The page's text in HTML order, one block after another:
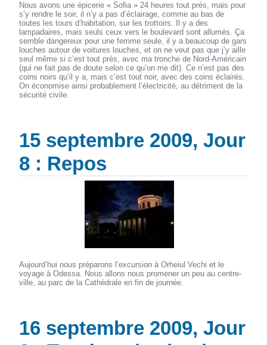
Nous avons une épicerie « Sofia » 24 heures tout près, mais pour
s’y rendre le soir, il n’y a pas d’éclairage, comme au bas de
toutes les tours d’habitation, sur les trottoirs. Il y a des
lampadaires, mais seuls ceux vers le boulevard sont allumés. Ça
semble dangereux pour une femme seule, il y a beaucoup de gars
louches autour de voitures louches, et on ne veut pas que j’y aille
seul même si c’est tout près, avec ma tronche de Nord-Américain
(qui ne fait pas de doute selon ce qu’on me dit). Ce n’est pas des
coins noirs qu’il y a, mais c’est tout noir, avec des coins éclairés.
On économise ainsi probablement l’électricité, au détriment de la
sécurité civile.
15 septembre 2009, Jour
8 : Repos
Aujourd’hui nous préparons l’excursion à Orheiul Vechi et le
voyage à Odessa. Nous allons nous promener un peu au centre-
ville, au parc de la Cathédrale en fin de journée.
16 septembre 2009, Jour